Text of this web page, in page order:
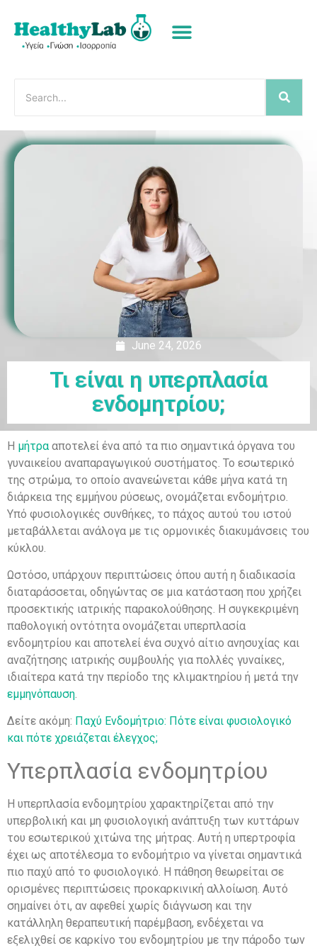
June 24, 2026
Τι είναι η υπερπλασία
ενδομητρίου;
Η μήτρα αποτελεί ένα από τα πιο σημαντικά όργανα του
γυναικείου αναπαραγωγικού συστήματος. Το εσωτερικό
της στρώμα, το οποίο ανανεώνεται κάθε μήνα κατά τη
διάρκεια της εμμήνου ρύσεως, ονομάζεται ενδομήτριο.
Υπό φυσιολογικές συνθήκες, το πάχος αυτού του ιστού
μεταβάλλεται ανάλογα με τις ορμονικές διακυμάνσεις του
κύκλου.
Ωστόσο, υπάρχουν περιπτώσεις όπου αυτή η διαδικασία
διαταράσσεται, οδηγώντας σε μια κατάσταση που χρήζει
προσεκτικής ιατρικής παρακολούθησης. Η συγκεκριμένη
παθολογική οντότητα ονομάζεται υπερπλασία
ενδομητρίου και αποτελεί ένα συχνό αίτιο ανησυχίας και
αναζήτησης ιατρικής συμβουλής για πολλές γυναίκες,
ιδιαίτερα κατά την περίοδο της κλιμακτηρίου ή μετά την
εμμηνόπαυση.
Δείτε ακόμη: Παχύ Ενδομήτριο: Πότε είναι φυσιολογικό
και πότε χρειάζεται έλεγχος;
Υπερπλασία ενδομητρίου
Η υπερπλασία ενδομητρίου χαρακτηρίζεται από την
υπερβολική και μη φυσιολογική ανάπτυξη των κυττάρων
του εσωτερικού χιτώνα της μήτρας. Αυτή η υπερτροφία
έχει ως αποτέλεσμα το ενδομήτριο να γίνεται σημαντικά
πιο παχύ από το φυσιολογικό. Η πάθηση θεωρείται σε
ορισμένες περιπτώσεις προκαρκινική αλλοίωση. Αυτό
σημαίνει ότι, αν αφεθεί χωρίς διάγνωση και την
κατάλληλη θεραπευτική παρέμβαση, ενδέχεται να
εξελιχθεί σε καρκίνο του ενδομητρίου με την πάροδο των